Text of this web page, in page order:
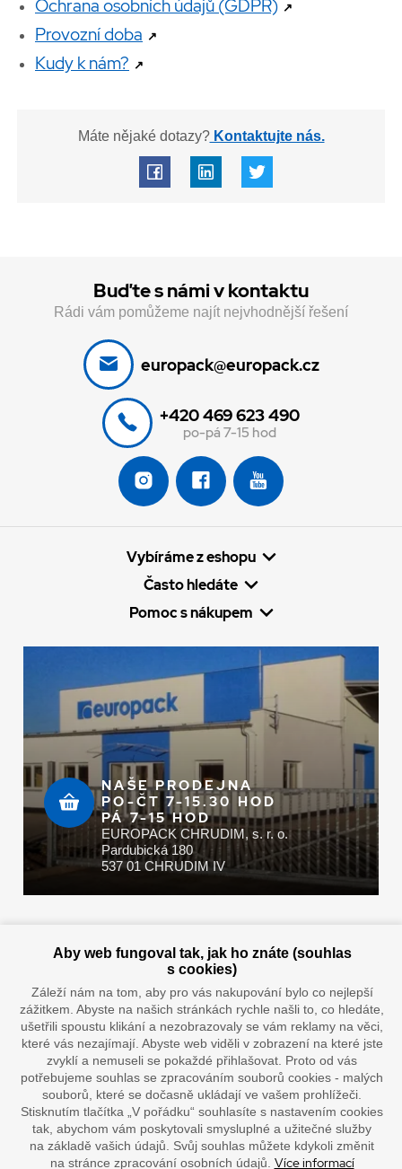
Ochrana osobních údajů (GDPR) ↗
Provozní doba ↗
Kudy k nám? ↗
Máte nějaké dotazy?Kontaktujte nás.
Buďte s námi v kontaktu
Rádi vám pomůžeme najít nejvhodnější řešení
europack@europack.cz
+420 469 623 490
po-pá 7-15 hod
Vybíráme z eshopu
Často hledáte
Pomoc s nákupem
NAŠE PRODEJNA
PO-ČT 7-15.30 HOD
PÁ 7-15 HOD
EUROPACK CHRUDIM, s. r. o.
Pardubická 180
537 01 CHRUDIM IV
Doprava vaším oblíbeným dopravcem
Aby web fungoval tak, jak ho znáte (souhlas
s cookies)
Záleží nám na tom, aby pro vás nakupování bylo co nejlepší
zážitkem. Abyste na našich stránkách rychle našli to, co hledáte,
ušetřili spoustu klikání a nezobrazovaly se vám reklamy na věci,
které vás nezajímají. Abyste web viděli v zobrazení na které jste
zvyklí a nemuseli se pokaždé přihlašovat. Proto od vás
potřebujeme souhlas se zpracováním souborů cookies - malých
souborů, které se dočasně ukládají ve vašem prohlížeči.
Stisknutím tlačítka „V pořádku“ souhlasíte s nastavením cookies
tak, abychom vám poskytovali smysluplné a užitečné služby
na základě vašich údajů. Svůj souhlas můžete kdykoli změnit
na stránce zpracování osobních údajů. Více informací